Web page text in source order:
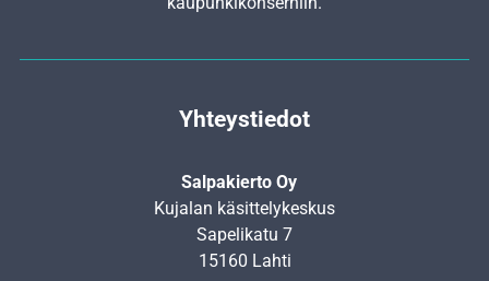
Yhteystiedot
Salpakierto Oy
Kujalan käsittelykeskus
Sapelikatu 7
15160 Lahti